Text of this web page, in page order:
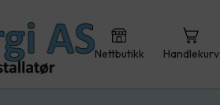
Nettbutikk Handlekurv